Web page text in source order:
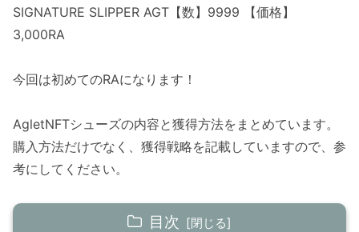
SIGNATURE SLIPPER AGT【数】9999 【価格】
3,000RA
今回は初めてのRAになります！
AgletNFTシューズの内容と獲得方法をまとめています。
購入方法だけでなく、獲得戦略を記載していますので、参
考にしてください。
目次